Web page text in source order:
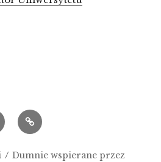
Archeowieści.pl
Dumnie wspierane przez